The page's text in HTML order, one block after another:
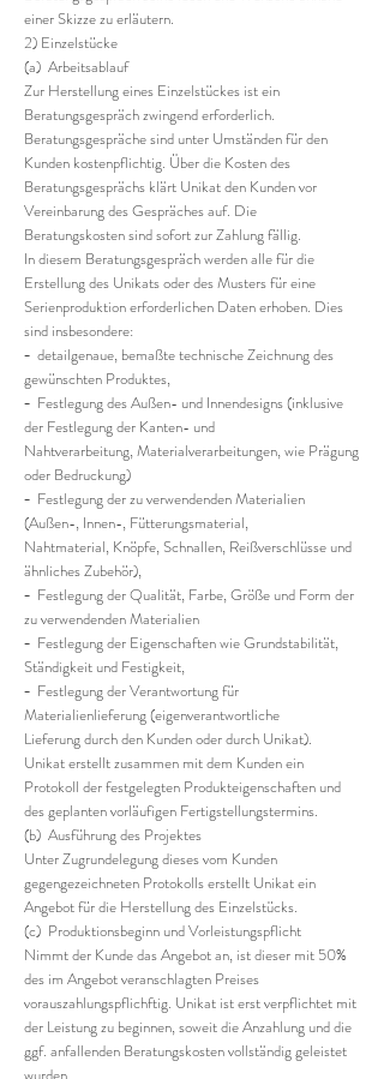
einer Skizze zu erläutern.
2) Einzelstücke
(a) Arbeitsablauf
Zur Herstellung eines Einzelstückes ist ein
Beratungsgespräch zwingend erforderlich.
Beratungsgespräche sind unter Umständen für den
Kunden kostenpflichtig. Über die Kosten des
Beratungsgesprächs klärt Unikat den Kunden vor
Vereinbarung des Gespräches auf. Die
Beratungskosten sind sofort zur Zahlung fällig.
In diesem Beratungsgespräch werden alle für die
Erstellung des Unikats oder des Musters für eine
Serienproduktion erforderlichen Daten erhoben. Dies
sind insbesondere:
− detailgenaue, bemaßte technische Zeichnung des
gewünschten Produktes,
− Festlegung des Außen- und Innendesigns (inklusive
der Festlegung der Kanten- und
Nahtverarbeitung, Materialverarbeitungen, wie Prägung
oder Bedruckung)
− Festlegung der zu verwendenden Materialien
(Außen-, Innen-, Fütterungsmaterial,
Nahtmaterial, Knöpfe, Schnallen, Reißverschlüsse und
ähnliches Zubehör),
− Festlegung der Qualität, Farbe, Größe und Form der
zu verwendenden Materialien
− Festlegung der Eigenschaften wie Grundstabilität,
Ständigkeit und Festigkeit,
− Festlegung der Verantwortung für
Materialienlieferung (eigenverantwortliche
Lieferung durch den Kunden oder durch Unikat).
Unikat erstellt zusammen mit dem Kunden ein
Protokoll der festgelegten Produkteigenschaften und
des geplanten vorläufigen Fertigstellungstermins.
(b) Ausführung des Projektes
Unter Zugrundelegung dieses vom Kunden
gegengezeichneten Protokolls erstellt Unikat ein
Angebot für die Herstellung des Einzelstücks.
(c) Produktionsbeginn und Vorleistungspflicht
Nimmt der Kunde das Angebot an, ist dieser mit 50%
des im Angebot veranschlagten Preises
vorauszahlungspflichftig. Unikat ist erst verpflichtet mit
der Leistung zu beginnen, soweit die Anzahlung und die
ggf. anfallenden Beratungskosten vollständig geleistet